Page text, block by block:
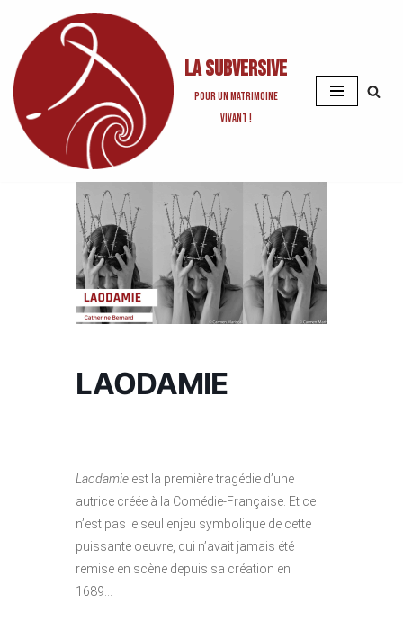
Aller
au
contenu
La Subversive
Pour un matrimoine
vivant !
LAODAMIE
Laodamie est la première tragédie d’une
autrice créée à la Comédie-Française. Et ce
n’est pas le seul enjeu symbolique de cette
puissante oeuvre, qui n’avait jamais été
remise en scène depuis sa création en
1689…